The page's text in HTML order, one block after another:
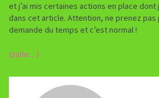
et j’ai mis certaines actions en place dont
dans cet article. Attention, ne prenez
demande du temps et c’est normal !
(suite…)